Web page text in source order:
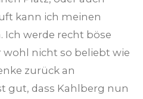
kann ich meinen
Ich werde recht böse
wohl nicht so beliebt wie
zurück an
gut, dass Kahlberg nun